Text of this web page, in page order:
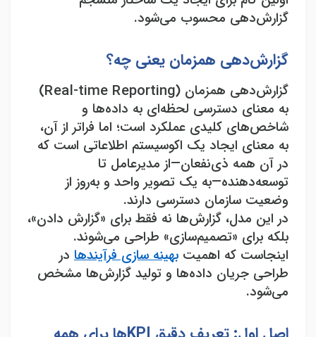
گزارش‌دهی محسوب می‌شود.
گزارش‌دهی همزمان یعنی چه؟
گزارش‌دهی همزمان (Real-time Reporting)
به معنای دسترسی لحظه‌ای به داده‌ها و
شاخص‌های کلیدی عملکرد است؛ اما فراتر از آن،
به معنای ایجاد یک اکوسیستم اطلاعاتی است که
در آن همه ذی‌نفعان—از مدیرعامل تا
توسعه‌دهنده—به یک تصویر واحد و به‌روز از
وضعیت سازمان دسترسی دارند.
در این مدل، گزارش‌ها نه فقط برای «گزارش دادن»،
بلکه برای «تصمیم‌سازی» طراحی می‌شوند.
اینجاست که اهمیت بهینه سازی فرآیندها در
طراحی جریان داده‌ها و تولید گزارش‌ها مشخص
می‌شود.